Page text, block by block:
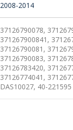
2008-2014
37126790078,
371267900841,
37126790081,
37126790083,
37126783420,
37126774041,
DAS10027, 40-221595